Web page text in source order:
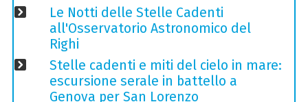
Le Notti delle Stelle Cadenti
all'Osservatorio Astronomico del
Righi
Stelle cadenti e miti del cielo in mare:
escursione serale in battello a
Genova per San Lorenzo